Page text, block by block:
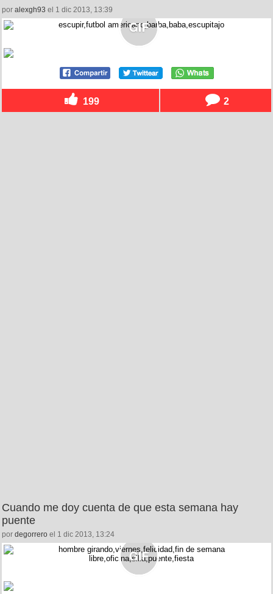
por alexgh93 el 1 dic 2013, 13:39
199 2
Cuando me doy cuenta de que esta semana hay
puente
por degorrero el 1 dic 2013, 13:24